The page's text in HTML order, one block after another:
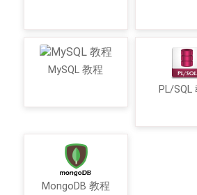
MySQL 教程
PL/SQL
MongoDB 教程